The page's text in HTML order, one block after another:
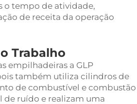
o tempo de atividade,
de receita da operação
Trabalho
empilhadeiras a GLP
também utiliza cilindros de
de combustível e combustão
de ruído e realizam uma